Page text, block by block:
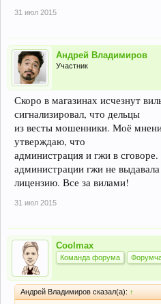
31 июл 2015
Андрей Владимиров
Участник
Скоро в магазинах исчезнут
сигнализировал, что дельцы
из весты мошенники. Моё
утверждаю, что
администрация и гжи в
администрации гжи не выдавала
лицензию. Все за вилами!
31 июл 2015
Coolmax
Команда форума
Андрей Владимиров сказал(а): ↑